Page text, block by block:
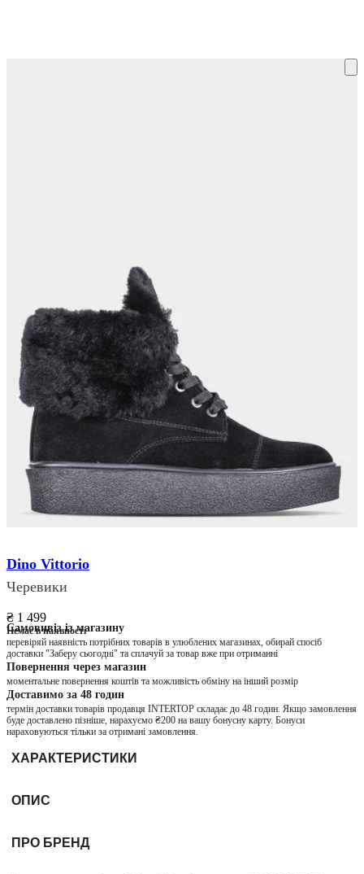
Dino Vittorio
Черевики
₴ 1 499
Немає в наявності
Самовивіз із магазину
перевіряй наявність потрібних товарів в улюблених магазинах, обирай спосіб
доставки "Заберу сьогодні" та сплачуй за товар вже при отриманні
Повернення через магазин
моментальне повернення коштів та можливість обміну на інший розмір
Доставимо за 48 годин
термін доставки товарів продавця INTERTOP складає до 48 годин. Якщо замовлення
буде доставлено пізніше, нарахуємо ₴200 на вашу бонусну карту. Бонуси
нараховуються тільки за отримані замовлення.
ХАРАКТЕРИСТИКИ
ОПИС
ПРО БРЕНД